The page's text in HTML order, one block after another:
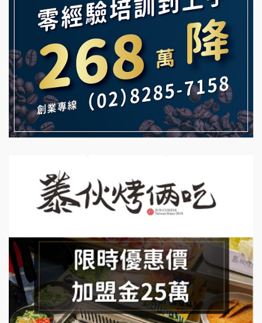
【曉妍美妝】誠徵行政櫃檯
自助洗衣店誠徵代洗收送人員(台中市)
MUSHEN徵SPA美容芳療師
日十。早午食加盟說明會
白鬍泡泡 BOHO POPO加盟說明會
雞咕雞咕加盟說明會
TEA TOP加盟說明會
珍好味臭臭鍋加盟說明會
藍象廷泰式火鍋加盟說明會
日十。早午食加盟說明會
上宇林加盟說明會
手作功夫茶加盟說明會
SHARE TEA歇腳亭加盟說明會
潮味決-湯滷專門店加盟說明會